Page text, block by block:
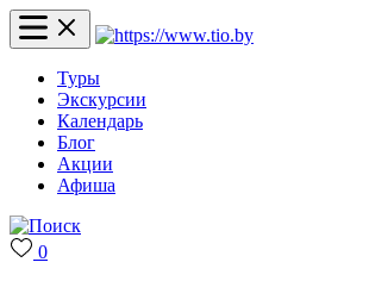
Туры
Экскурсии
Календарь
Блог
Акции
Афиша
0